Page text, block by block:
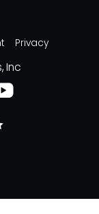
Privacy
Inc